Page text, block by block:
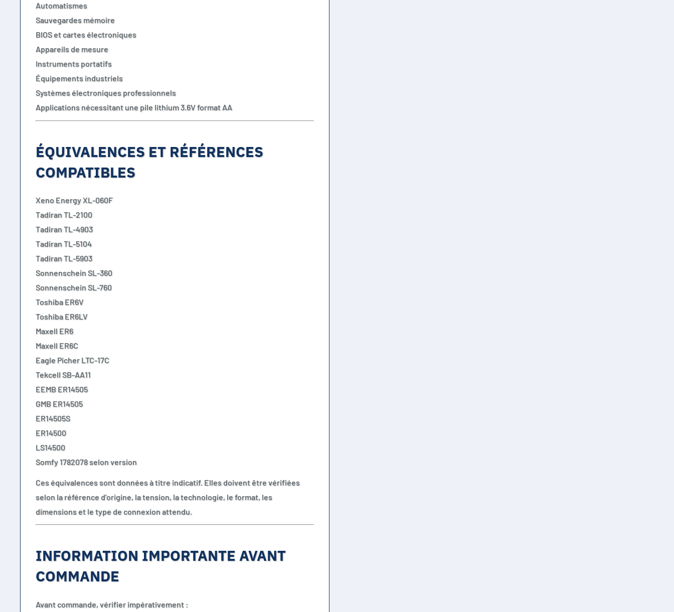
Automatismes
Sauvegardes mémoire
BIOS et cartes électroniques
Appareils de mesure
Instruments portatifs
Équipements industriels
Systèmes électroniques professionnels
Applications nécessitant une pile lithium 3.6V format AA
ÉQUIVALENCES ET RÉFÉRENCES
COMPATIBLES
Xeno Energy XL-060F
Tadiran TL-2100
Tadiran TL-4903
Tadiran TL-5104
Tadiran TL-5903
Sonnenschein SL-360
Sonnenschein SL-760
Toshiba ER6V
Toshiba ER6LV
Maxell ER6
Maxell ER6C
Eagle Picher LTC-17C
Tekcell SB-AA11
EEMB ER14505
GMB ER14505
ER14505S
ER14500
LS14500
Somfy 1782078 selon version
Ces équivalences sont données à titre indicatif. Elles doivent être vérifiées
selon la référence d’origine, la tension, la technologie, le format, les
dimensions et le type de connexion attendu.
INFORMATION IMPORTANTE AVANT
COMMANDE
Avant commande, vérifier impérativement :